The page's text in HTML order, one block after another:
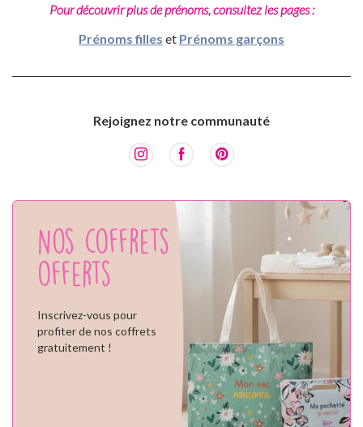
Pour découvrir plus de prénoms, consultez les pages :
Prénoms filles et Prénoms garçons
Rejoignez notre communauté
Nos coffrets
offerts
Inscrivez-vous pour
profiter de nos coffrets
gratuitement !